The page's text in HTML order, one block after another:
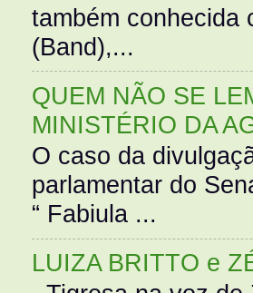
também conhecida
(Band),...
QUEM NÃO SE
MINISTÉRIO DA
O caso da
parlamentar do
“ Fabiula ...
LUIZA BRITTO e